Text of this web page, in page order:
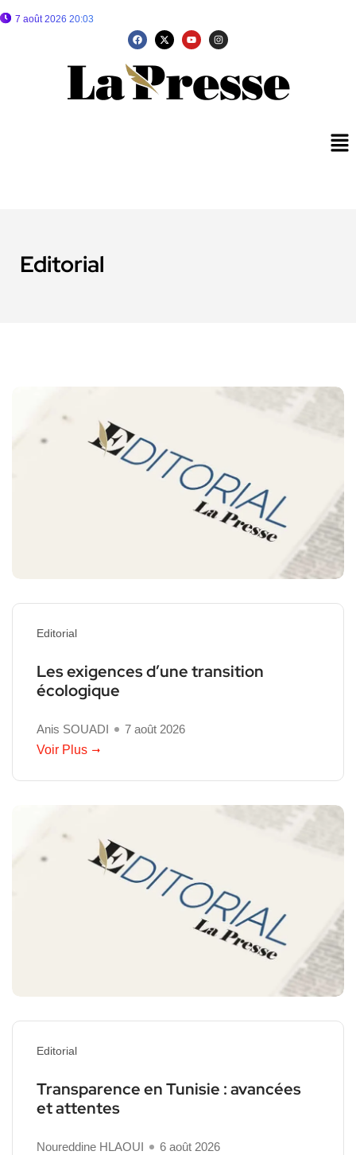
7 août 2026 20:03
Editorial
Editorial
Les exigences d’une transition
écologique
Anis SOUADI
7 août 2026
Voir Plus
Editorial
Transparence en Tunisie : avancées
et attentes
Noureddine HLAOUI
6 août 2026